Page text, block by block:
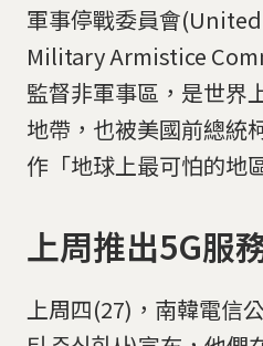
軍事停戰委員會
Military Armistice
監督非軍事區，是世界
地帶，也被美國前總
作「地球上最可怕的地
上周推出5G服
上周四(27)，南韓電信